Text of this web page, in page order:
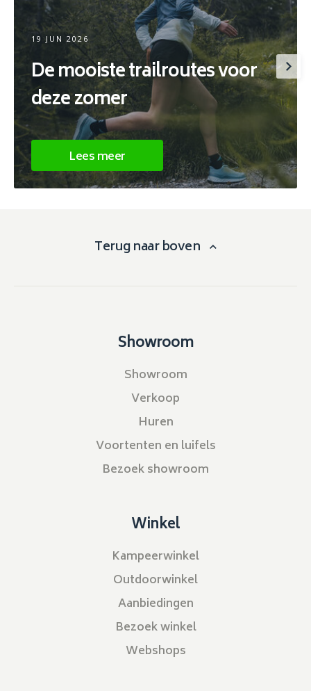
19 JUN 2026
De mooiste trailroutes voor
deze zomer
Lees meer
Terug naar boven
Showroom
Showroom
Verkoop
Huren
Voortenten en luifels
Bezoek showroom
Winkel
Kampeerwinkel
Outdoorwinkel
Aanbiedingen
Bezoek winkel
Webshops